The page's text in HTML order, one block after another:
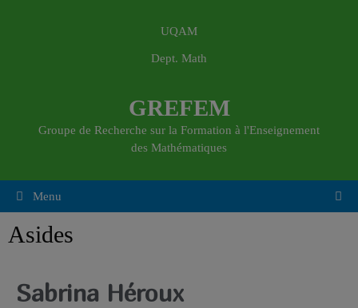
UQAM
Dept. Math
GREFEM
Groupe de Recherche sur la Formation à l'Enseignement
des Mathématiques
Menu
Asides
Sabrina Héroux